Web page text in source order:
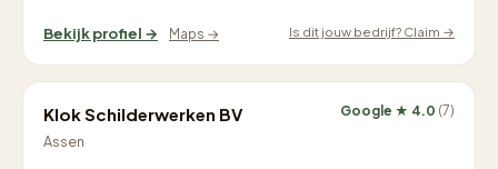
Bekijk profiel → Maps → Is dit jouw bedrijf? Claim →
Klok Schilderwerken BV
Assen
Google ★ 4.0 (7)